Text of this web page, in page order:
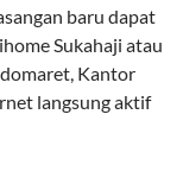
sama oleh
yang terdaftar.
baru dapat
Sukahaji atau
Kantor
langsung aktif